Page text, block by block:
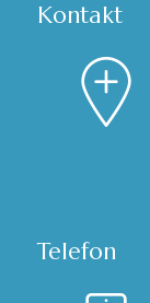
Kontakt
Telefon